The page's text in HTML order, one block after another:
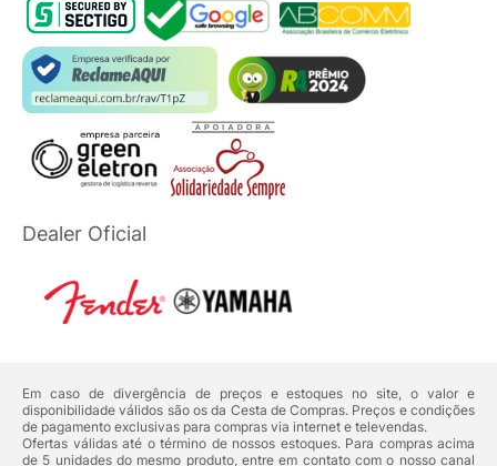
Dealer Oficial
Em caso de divergência de preços e estoques no site, o valor e
disponibilidade válidos são os da Cesta de Compras. Preços e condições
de pagamento exclusivas para compras via internet e televendas.
Ofertas válidas até o término de nossos estoques. Para compras acima
de 5 unidades do mesmo produto, entre em contato com o nosso canal